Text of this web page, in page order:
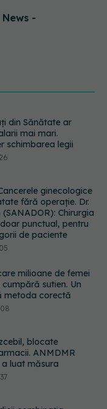
-
ginecologice
fără operație. Dr.
Chirurgia
punctual, pentru
milioane de femei
sutien. Un
metoda corectă
blocate
ANMDMR
luat măsura
combinația
pentru
ce doi pacienți cu
pot primi